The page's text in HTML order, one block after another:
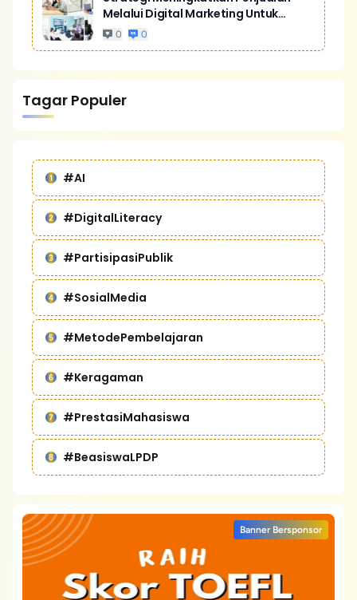
Melalui Digital Marketing Untuk
Bisnis Yang Lebih Kompetitif
0 0
Tagar Populer
#AI
#DigitalLiteracy
#PartisipasiPublik
#SosialMedia
#MetodePembelajaran
#Keragaman
#PrestasiMahasiswa
#BeasiswaLPDP
Banner Bersponsor